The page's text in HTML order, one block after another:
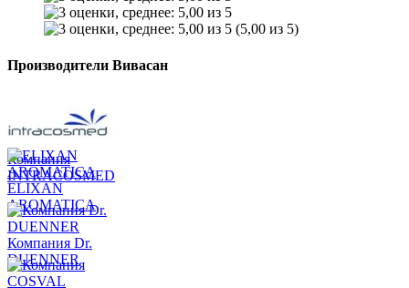
(5,00 из 5)
Производители Вивасан
Компания
INTRACOSMED
ELIXAN
AROMATICA
Компания Dr.
DUENNER